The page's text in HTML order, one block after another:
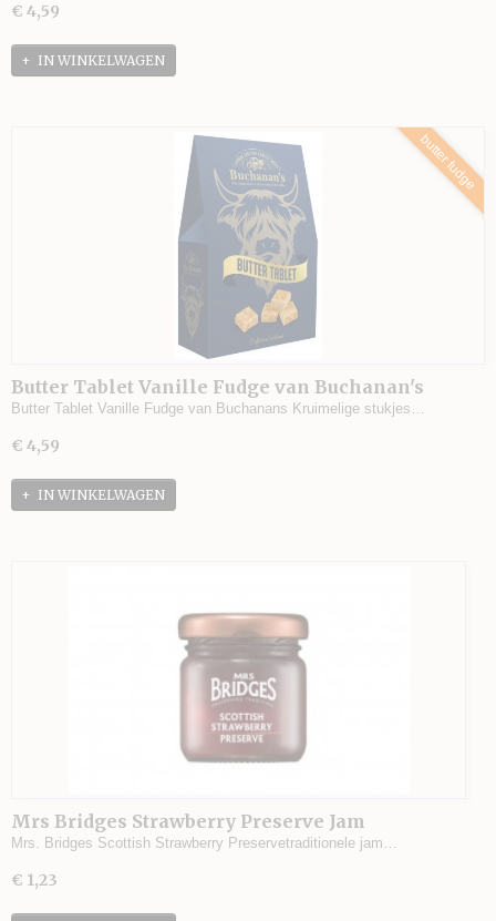
€ 4,59
IN WINKELWAGEN
butter fudge
Butter Tablet Vanille Fudge van Buchanan's
Butter Tablet Vanille Fudge van Buchanans Kruimelige stukjes…
€ 4,59
IN WINKELWAGEN
Mrs Bridges Strawberry Preserve Jam
Mrs. Bridges Scottish Strawberry Preservetraditionele jam…
€ 1,23